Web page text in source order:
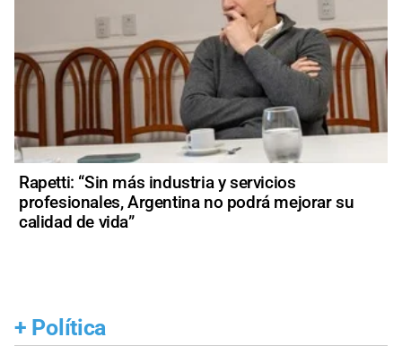
Rapetti: “Sin más industria y servicios
profesionales, Argentina no podrá mejorar su
calidad de vida”
+ Política